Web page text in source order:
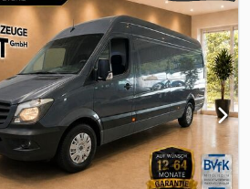
navigasjonssystem, parkeringsvarmer,
,